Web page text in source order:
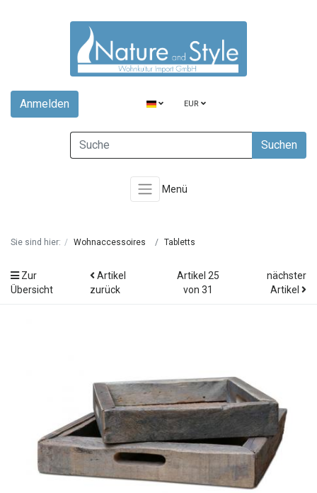
Anmelden EUR
Suchen
Menü
Sie sind hier: Wohnaccessoires Tabletts
Zur
Übersicht
Artikel
zurück
Artikel 25
von 31
nächster
Artikel